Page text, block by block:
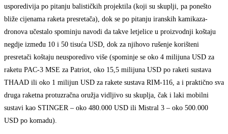
usporedivija po pitanju balističkih projektila (koji su skuplji, pa ponešto
bliže cijenama raketa presretača), dok se po pitanju iranskih kamikaza-
dronova učestalo spominju navodi da takve letjelice u proizvodnji koštaju
negdje između 10 i 50 tisuća USD, dok za njihovo rušenje korišteni
presretači koštaju neusporedivo više (spominje se oko 4 milijuna USD za
raketu PAC-3 MSE za Patriot, oko 15,5 milijuna USD po raketi sustava
THAAD ili oko 1 milijun USD za rakete sustava RIM-116, a i praktično sva
druga raketna protuzračna oružja vidljivo su skuplja, čak i laki mobilni
sustavi kao STINGER – oko 480.000 USD ili Mistral 3 – oko 500.000
USD po komadu).